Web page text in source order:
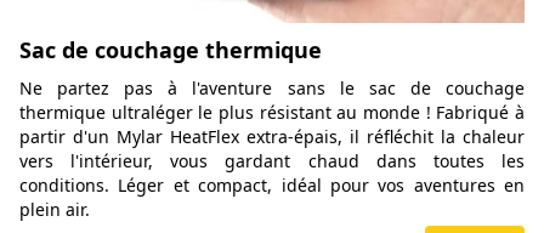
Sac de couchage thermique
Ne partez pas à l'aventure sans le sac de couchage
thermique ultraléger le plus résistant au monde ! Fabriqué à
partir d'un Mylar HeatFlex extra-épais, il réfléchit la chaleur
vers l'intérieur, vous gardant chaud dans toutes les
conditions. Léger et compact, idéal pour vos aventures en
plein air.